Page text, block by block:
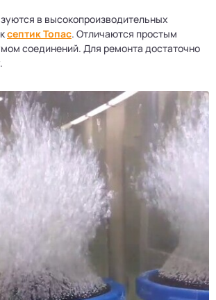
в высокопроизводительных
септик Топас. Отличаются простым
соединений. Для ремонта достаточно